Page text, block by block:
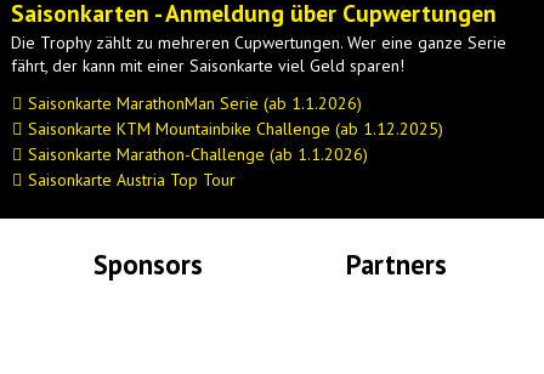
Saisonkarten - Anmeldung über Cupwertungen
Die Trophy zählt zu mehreren Cupwertungen. Wer eine ganze Serie
fährt, der kann mit einer Saisonkarte viel Geld sparen!
Saisonkarte MarathonMan Serie (ab 1.1.2026)
Saisonkarte KTM Mountainbike Challenge (ab 1.12.2025)
Saisonkarte Marathon-Challenge (ab 1.1.2026)
Saisonkarte Austria Top Tour
Sponsors Partners